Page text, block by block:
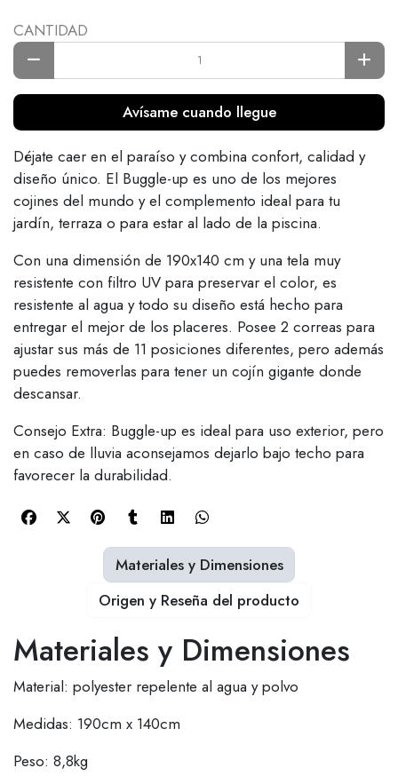
CANTIDAD
Avísame cuando llegue
Déjate caer en el paraíso y combina confort, calidad y
diseño único. El Buggle-up es uno de los mejores
cojines del mundo y el complemento ideal para tu
jardín, terraza o para estar al lado de la piscina.
Con una dimensión de 190x140 cm y una tela muy
resistente con filtro UV para preservar el color, es
resistente al agua y todo su diseño está hecho para
entregar el mejor de los placeres. Posee 2 correas para
ajustar sus más de 11 posiciones diferentes, pero además
puedes removerlas para tener un cojín gigante donde
descansar.
Consejo Extra: Buggle-up es ideal para uso exterior, pero
en caso de lluvia aconsejamos dejarlo bajo techo para
favorecer la durabilidad.
Materiales y Dimensiones
Material: polyester repelente al agua y polvo
Medidas: 190cm x 140cm
Peso: 8,8kg
Materiales y Dimensiones
Origen y Reseña del producto